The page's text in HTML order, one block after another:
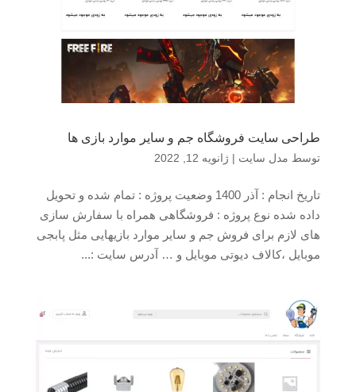
طراحی سایت فروشگاه جم و سایر موارد بازی ها
توسط مدل سایت | ژانویه 12, 2022
تاریخ انجام : آذر 1400 وضعیت پروژه : تمام شده و تحویل
داده شده نوع پروژه : فروشگاهی همراه با سفارش سازی
های لازم برای فروش جم و سایر موارد بازیهایی مثل پابجی
موبایل ،کالاف دیوتی موبایل و … آدرس سایت :...